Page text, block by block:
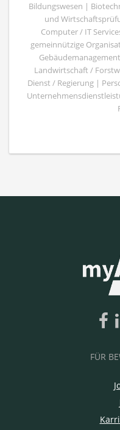
Bildungswesen |
und
Computer / IT
gemeinnützige
Landwirtschaft /
Dienst / Regierung |
FÜR